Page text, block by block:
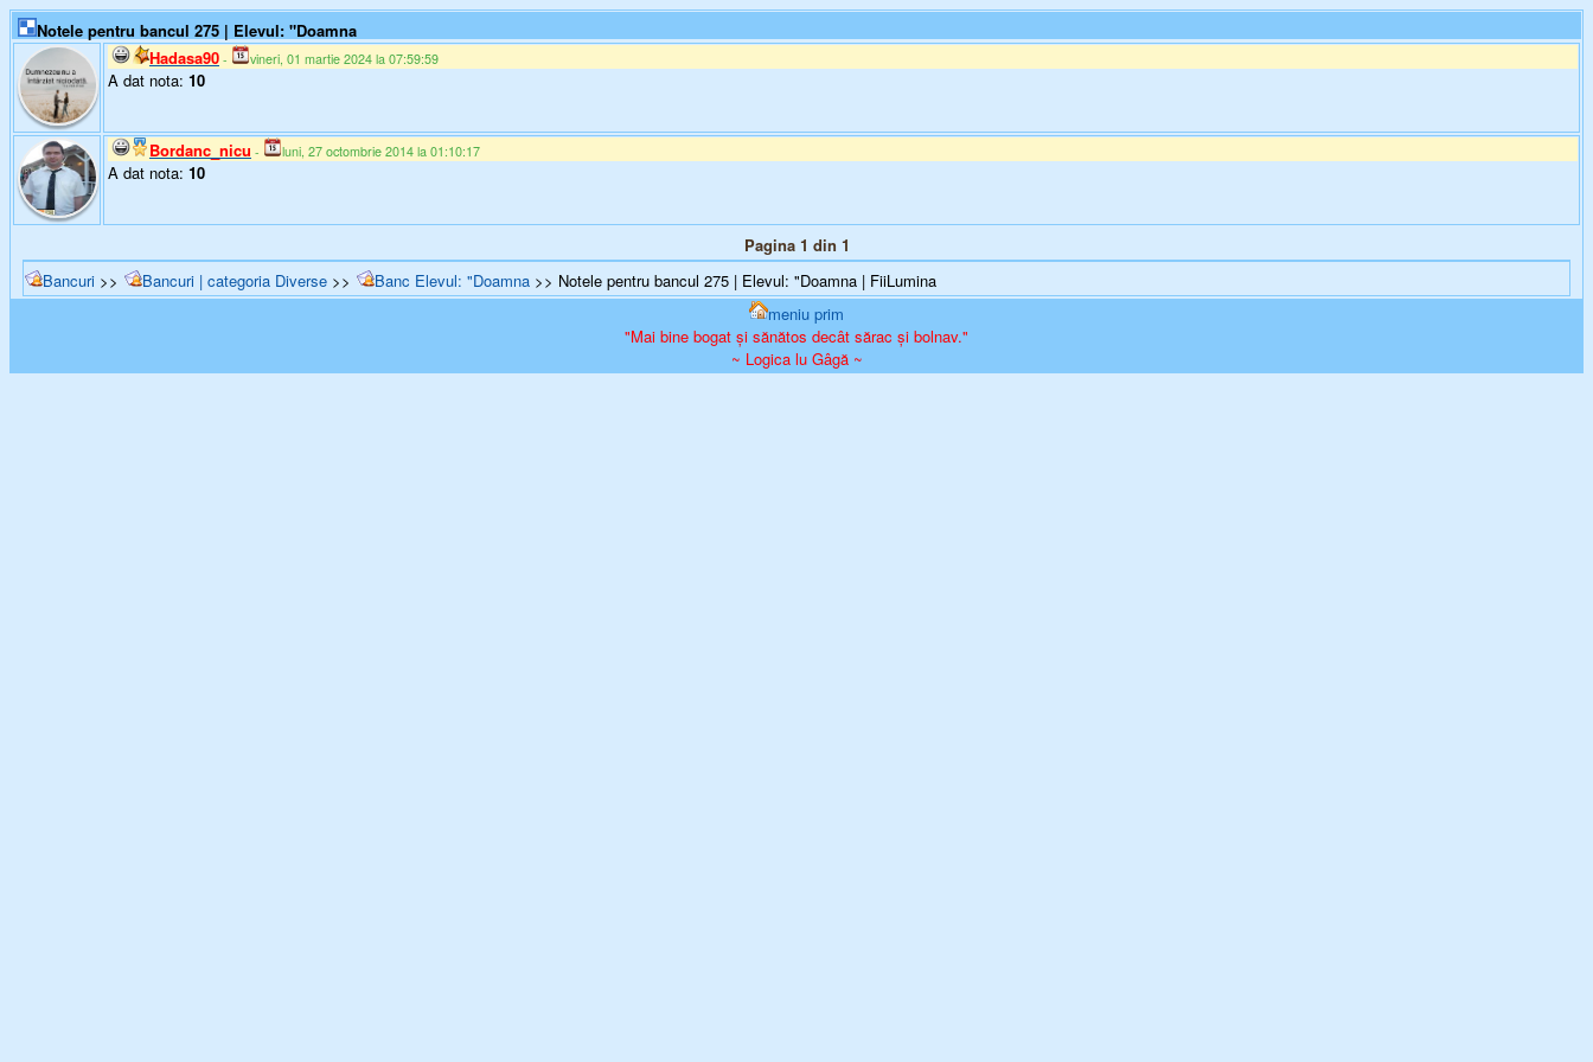
Notele pentru bancul 275 | Elevul: "Doamna
Hadasa90 - vineri, 01 martie 2024 la 07:59:59
A dat nota: 10
Bordanc_nicu - luni, 27 octombrie 2014 la 01:10:17
A dat nota: 10
Pagina 1 din 1
Bancuri >> Bancuri | categoria Diverse >> Banc Elevul: "Doamna >> Notele pentru bancul 275 | Elevul: "Doamna | FiiLumina
meniu prim
"Mai bine bogat și sănătos decât sărac și bolnav."
~ Logica lu Gâgă ~